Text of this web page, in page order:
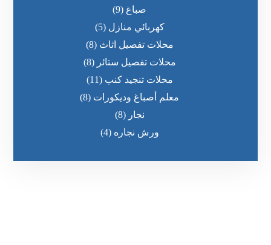
صباغ (9)
كهربائي منازل (5)
محلات تفصيل اثاث (8)
محلات تفصيل ستائر (8)
محلات تنجيد كنب (11)
معلم أصباغ وديكورات (8)
نجار (8)
ورش نجاره (4)